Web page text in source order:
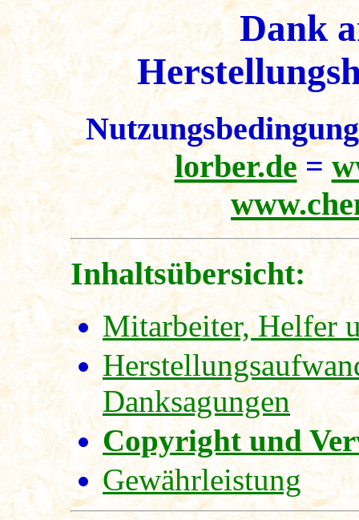
Dank
lorber.de=
Inhaltsübersicht:
Mitarbeiter, Helfer
Danksagungen
Copyright und
Gewährleistung